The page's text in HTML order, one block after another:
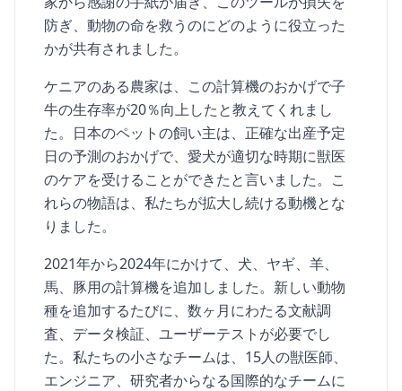
防ぎ、動物の命を救うのにどのように役立った
かが共有されました。
ケニアのある農家は、この計算機のおかげで子
牛の生存率が20％向上したと教えてくれまし
た。日本のペットの飼い主は、正確な出産予定
日の予測のおかげで、愛犬が適切な時期に獣医
のケアを受けることができたと言いました。こ
れらの物語は、私たちが拡大し続ける動機とな
りました。
2021年から2024年にかけて、犬、ヤギ、羊、
馬、豚用の計算機を追加しました。新しい動物
種を追加するたびに、数ヶ月にわたる文献調
査、データ検証、ユーザーテストが必要でし
た。私たちの小さなチームは、15人の獣医師、
エンジニア、研究者からなる国際的なチームに